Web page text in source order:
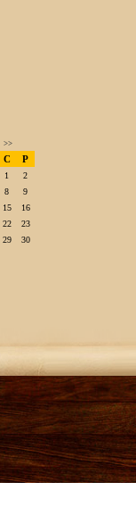
>>
C P
1
2
8
9
15
16
22
23
29
30